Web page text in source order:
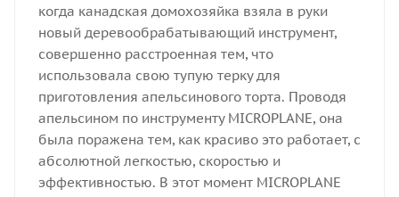
когда канадская домохозяйка взяла в руки
новый деревообрабатывающий инструмент,
совершенно расстроенная тем, что
использовала свою тупую терку для
приготовления апельсинового торта. Проводя
апельсином по инструменту MICROPLANE, она
была поражена тем, как красиво это работает, с
абсолютной легкостью, скоростью и
эффективностью. В этот момент MICROPLANE